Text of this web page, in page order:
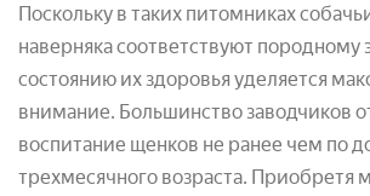
Поскольку в таких питомниках
наверняка соответствуют породному
состоянию их здоровья уделяется
внимание. Большинство заводчиков
воспитание щенков не ранее чем по
трехмесячного возраста. Приобретя